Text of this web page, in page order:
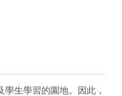
生學習的園地。因此，